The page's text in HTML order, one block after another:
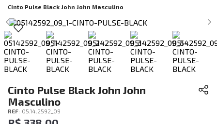
Cinto Pulse Black John John Masculino
Cinto Pulse Black John John
Masculino
REF: 05.14.2592_09